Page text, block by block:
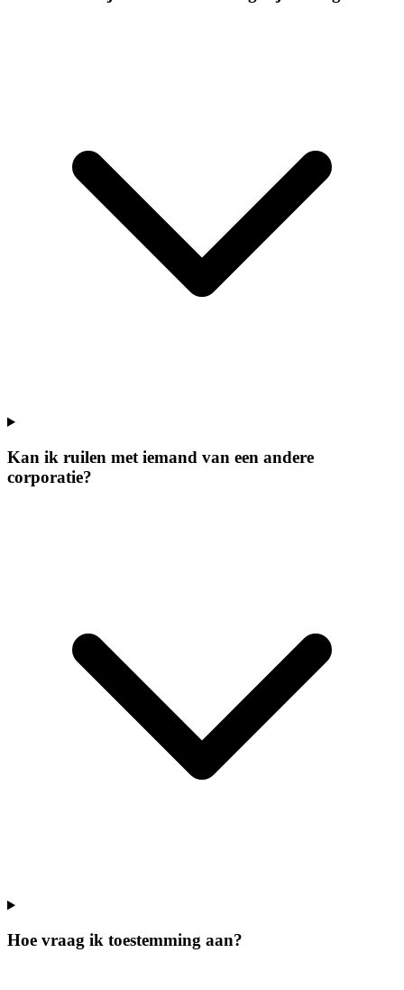
Kan ik ruilen met iemand van een andere
corporatie?
Hoe vraag ik toestemming aan?